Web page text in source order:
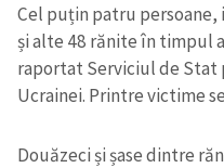
Cel puțin patru persoane,
și alte 48 rănite în timpul
raportat Serviciul de
Ucrainei. Printre victime
Douăzeci și șase dintre